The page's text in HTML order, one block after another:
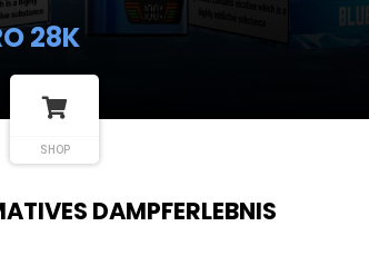
28K
SHOP
DAMPFERLEBNIS